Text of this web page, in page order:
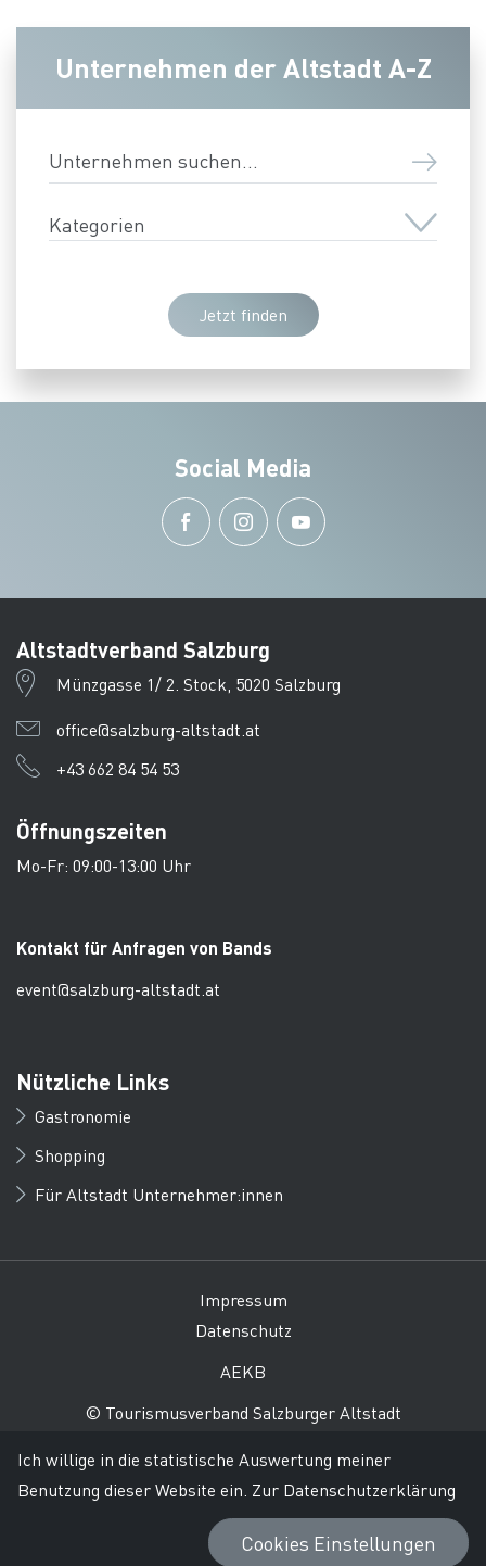
Unternehmen der Altstadt A-Z
Unternehmen suchen
Kategorien
Jetzt finden
Social Media
Altstadtverband Salzburg
Münzgasse 1/ 2. Stock, 5020 Salzburg
office@salzburg-altstadt.at
+43 662 84 54 53
Öffnungszeiten
Mo-Fr: 09:00-13:00 Uhr
Kontakt für Anfragen von Bands
event@salzburg-altstadt.at
Nützliche Links
Gastronomie
Shopping
Für Altstadt Unternehmer:innen
Impressum
Datenschutz
AEKB
© Tourismusverband Salzburger Altstadt
Ich willige in die statistische Auswertung meiner
Benutzung dieser Website ein. Zur Datenschutzerklärung
Cookies Einstellungen